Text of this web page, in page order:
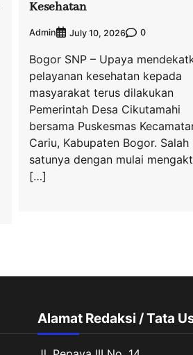
Kesehatan
Admin July 10, 2026 0
Bogor SNP – Upaya
pelayanan kesehatan kepada
masyarakat terus dilakukan
Pemerintah Desa Cikutamahi
bersama Puskesmas
Cariu, Kabupaten Bogor. Salah
satunya dengan mulai
[…]
Alamat Redaksi / Tata